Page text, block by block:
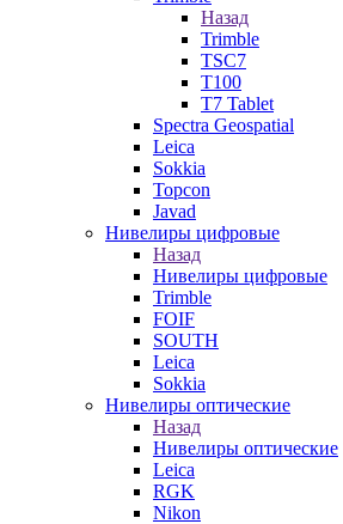
Назад
Trimble
TSC7
T100
T7 Tablet
Spectra Geospatial
Leica
Sokkia
Topcon
Javad
Нивелиры цифровые
Назад
Нивелиры цифровые
Trimble
FOIF
SOUTH
Leica
Sokkia
Нивелиры оптические
Назад
Нивелиры оптические
Leica
RGK
Nikon